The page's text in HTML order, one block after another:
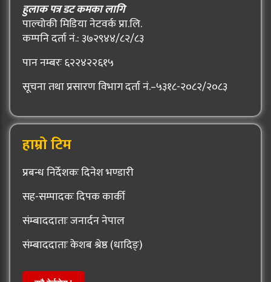
हुलाक पत्र डट कमका लागि
पाल्चोकी मिडिया नेटवर्क प्रा.लि.
कम्पनि दर्ता नं.: ३७२९४४/८२/८३
पान नम्बरः ६२२४२२६१५
सूचना तथा प्रसारण विभाग दर्ता नं.–५३१८-२०८२/२०८३
हाम्रो टिम
प्रबन्ध निर्देशकः दिनेश भण्डारी
सह-सम्पादकः दिपक कार्की
संम्बाददाताः जनार्दन नेपाल
संम्बाददाताः केशब श्रेष्ठ (धादिङ्)